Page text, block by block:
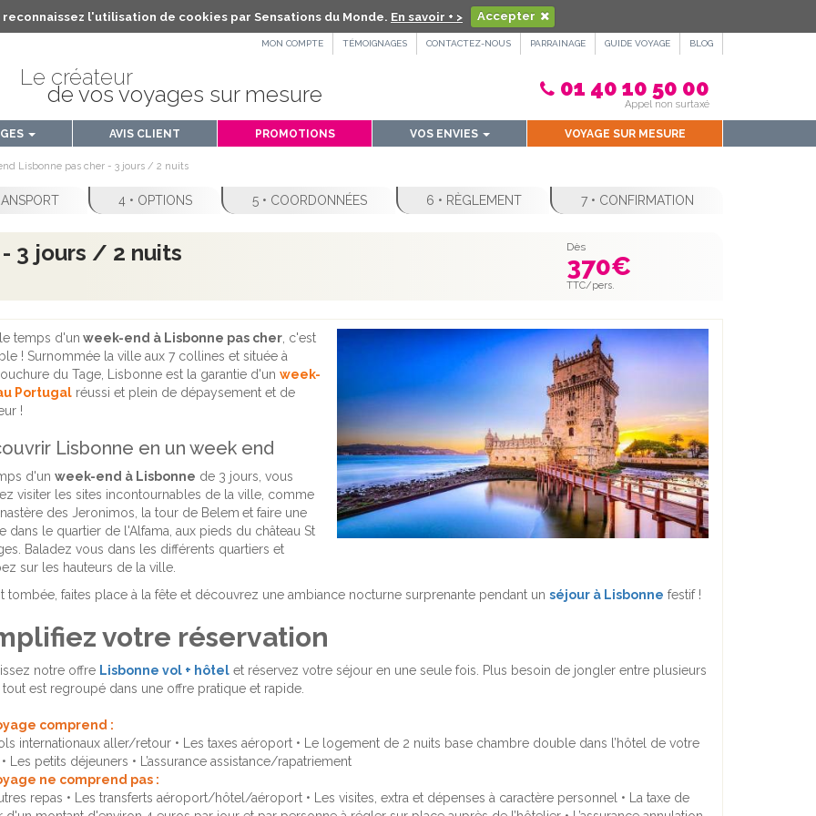
l'utilisation de cookies par Sensations du Monde. En savoir + > Accepter
MON COMPTE TÉMOIGNAGES CONTACTEZ-NOUS PARRAINAGE GUIDE VOYAGE BLOG
Le créateur
de vos voyages sur mesure 01 40 10 50 00
Appel non surtaxé
AVIS CLIENT PROMOTIONS VOS ENVIES VOYAGE SUR MESURE
Lisbonne pas cher - 3 jours / 2 nuits
4 • OPTIONS 5 • COORDONNÉES 6 • RÈGLEMENT 7 • CONFIRMATION
3 jours / 2 nuits Dès
370€
TTC/pers.
temps d'un week-end à Lisbonne pas cher, c'est
! Surnommée la ville aux 7 collines et située à
du Tage, Lisbonne est la garantie d'un week-
Portugal réussi et plein de dépaysement et de
!
Lisbonne en un week end
d'un week-end à Lisbonne de 3 jours, vous
visiter les sites incontournables de la ville, comme
des Jeronimos, la tour de Belem et faire une
dans le quartier de l'Alfama, aux pieds du château St
Baladez vous dans les différents quartiers et
sur les hauteurs de la ville.
tombée, faites place à la fête et découvrez une ambiance nocturne surprenante pendant un séjour à Lisbonne festif !
votre réservation
notre offre Lisbonne vol + hôtelet réservez votre séjour en une seule fois. Plus besoin de jongler entre plusieurs
tout est regroupé dans une offre pratique et rapide.
comprend :
internationaux aller/retour • Les taxes aéroport • Le logement de 2 nuits base chambre double dans l’hôtel de votre
Les petits déjeuners • L’assurance assistance/rapatriement
ne comprend pas :
repas • Les transferts aéroport/hôtel/aéroport • Les visites, extra et dépenses à caractère personnel • La taxe de